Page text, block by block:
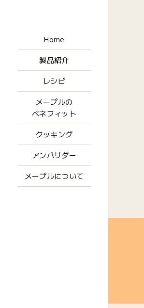
Home
製品紹介
レシピ
メープルの
ベネフィット
クッキング
アンバサダー
メープルについて